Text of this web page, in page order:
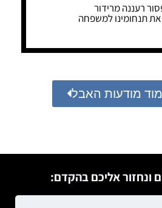
רעננה מרידור
את תנחומינו למשפחה
מודעות האבל
ונחזור אליכם בהקדם: